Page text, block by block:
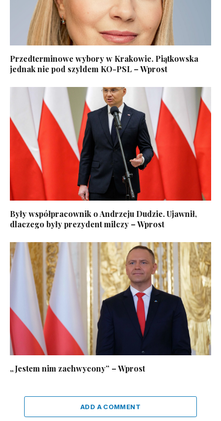
Przedterminowe wybory w Krakowie. Piątkowska
jednak nie pod szyldem KO-PSL – Wprost
Były współpracownik o Andrzeju Dudzie. Ujawnił,
dlaczego były prezydent milczy – Wprost
„Jestem nim zachwycony” – Wprost
ADD A COMMENT